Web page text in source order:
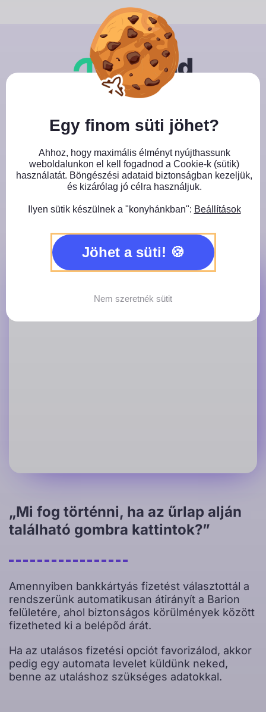
Jegyvásárlás
Töltsd ki az adataid, válassz fizetési módot és 3
tantárgyat, amin részt szeretnél venni!
Kérlek töltsd ki az űrlapot:
„Mi fog történni, ha az űrlap alján
található gombra kattintok?”
Amennyiben bankkártyás fizetést választottál a
rendszerünk automatikusan átirányít a Barion
felületére, ahol biztonságos körülmények között
fizetheted ki a belépőd árát.
Ha az utalásos fizetési opciót favorizálod, akkor
pedig egy automata levelet küldünk neked,
benne az utaláshoz szükséges adatokkal.
Egy finom süti jöhet?
Ahhoz, hogy maximális élményt nyújthassunk
weboldalunkon el kell fogadnod a Cookie-k (sütik)
használatát. Böngészési adataid biztonságban kezeljük,
és kizárólag jó célra használjuk.
Ilyen sütik készülnek a "konyhánkban": Beállítások
Jöhet a süti!
Nem szeretnék sütit
Close GDPR Cookie Banner